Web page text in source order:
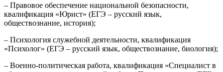
– Правовое обеспечение национальной безопасности,
квалификация «Юрист» (ЕГЭ – русский язык,
обществознание, история);
– Психология служебной деятельности, квалификация
«Психолог» (ЕГЭ – русский язык, обществознание, биология);
– Военно-политическая работа, квалификация «Специалист в